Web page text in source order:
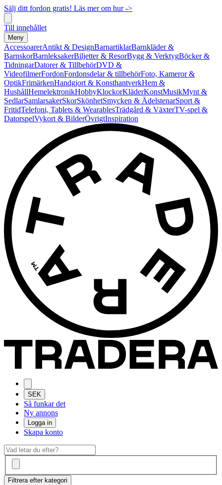
Sälj ditt fordon gratis! Läs mer om hur ->
Till innehållet
Meny
AccessoarerAntikt & DesignBarnartiklarBarnkläder &
BarnskorBarnleksakerBiljetter & ResorBygg & VerktygBöcker &
TidningarDatorer & TillbehörDVD &
VideofilmerFordonFordonsdelar & tillbehörFoto, Kameror &
OptikFrimärkenHandgjort & KonsthantverkHem &
HushållHemelektronikHobbyKlockorKläderKonstMusikMynt &
SedlarSamlarsakerSkorSkönhetSmycken & ÄdelstenarSport &
FritidTelefoni, Tablets & WearablesTrädgård & VäxterTV-spel &
DatorspelVykort & BilderÖvrigtInspiration
SEK
Så funkar det
Ny annons
Logga in
Skapa konto
Filtrera efter kategori